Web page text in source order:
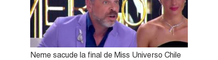
Neme sacude la final de Miss Universo Chile